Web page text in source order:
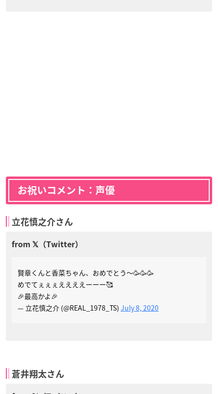
お祝いコメント：声優
立花慎之介さん
賢章くんと香菜ちゃん、おめでとう〜🥳🥳🥳
めでてぇぇぇええええーーー🥰
🎉最高かよ🎉
— 立花慎之介 (@REAL_1978_TS) July 8, 2020
蒼井翔太さん